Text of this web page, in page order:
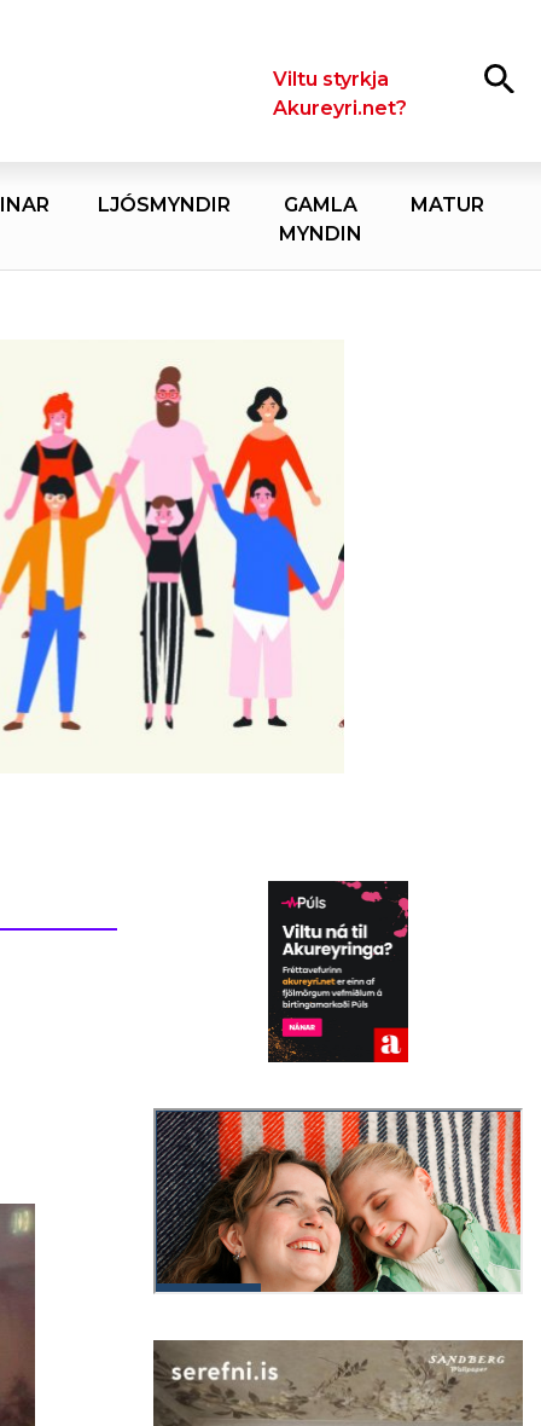
LeitaViltu styrkja
Akureyri.net?
LJÓSMYNDIR
GAMLA
MYNDIN
MATUR